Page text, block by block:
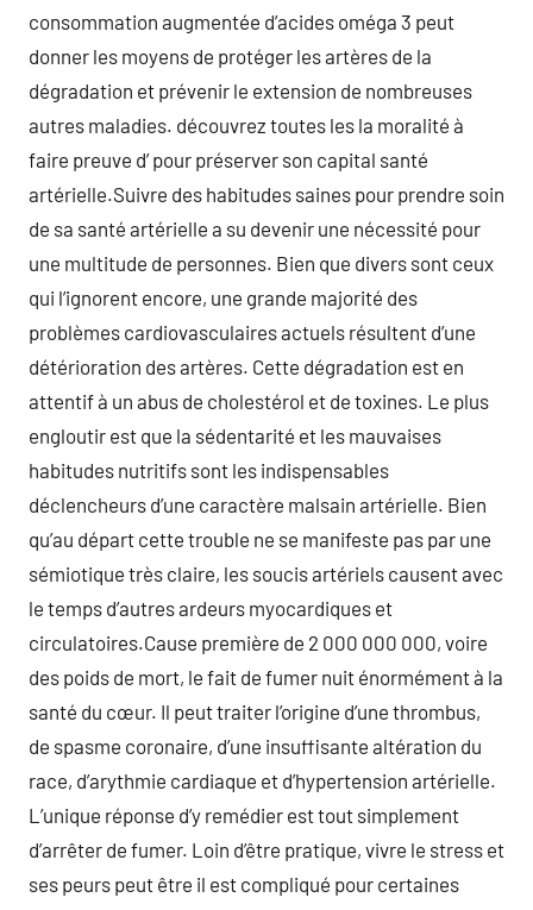
consommation augmentée d’acides oméga 3 peut
donner les moyens de protéger les artères de la
dégradation et prévenir le extension de nombreuses
autres maladies. découvrez toutes les la moralité à
faire preuve d’ pour préserver son capital santé
artérielle.Suivre des habitudes saines pour prendre soin
de sa santé artérielle a su devenir une nécessité pour
une multitude de personnes. Bien que divers sont ceux
qui l’ignorent encore, une grande majorité des
problèmes cardiovasculaires actuels résultent d’une
détérioration des artères. Cette dégradation est en
attentif à un abus de cholestérol et de toxines. Le plus
engloutir est que la sédentarité et les mauvaises
habitudes nutritifs sont les indispensables
déclencheurs d’une caractère malsain artérielle. Bien
qu’au départ cette trouble ne se manifeste pas par une
sémiotique très claire, les soucis artériels causent avec
le temps d’autres ardeurs myocardiques et
circulatoires.Cause première de 2 000 000 000, voire
des poids de mort, le fait de fumer nuit énormément à la
santé du cœur. Il peut traiter l’origine d’une thrombus,
de spasme coronaire, d’une insuffisante altération du
race, d’arythmie cardiaque et d’hypertension artérielle.
L’unique réponse d’y remédier est tout simplement
d’arrêter de fumer. Loin d’être pratique, vivre le stress et
ses peurs peut être il est compliqué pour certaines